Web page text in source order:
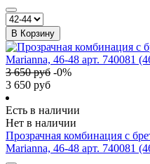
В Корзину
3 650руб -0%
3 650 руб
Есть в наличии
Нет в наличии
Прозрачная комбинация с
Marianna, 46-48 арт. 740081